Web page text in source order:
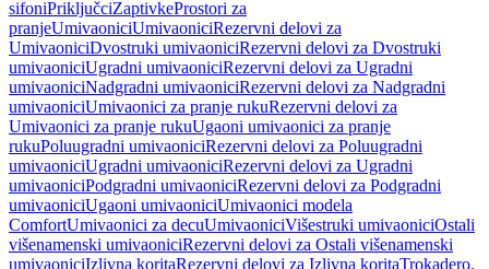
sifoniPriključciZaptivkeProstori za
pranjeUmivaoniciUmivaoniciRezervni delovi za
UmivaoniciDvostruki umivaoniciRezervni delovi za Dvostruki
umivaoniciUgradni umivaoniciRezervni delovi za Ugradni
umivaoniciNadgradni umivaoniciRezervni delovi za Nadgradni
umivaoniciUmivaonici za pranje rukuRezervni delovi za
Umivaonici za pranje rukuUgaoni umivaonici za pranje
rukuPoluugradni umivaoniciRezervni delovi za Poluugradni
umivaoniciUgradni umivaoniciRezervni delovi za Ugradni
umivaoniciPodgradni umivaoniciRezervni delovi za Podgradni
umivaoniciUgaoni umivaoniciUmivaonici modela
ComfortUmivaonici za decuUmivaoniciVišestruki umivaoniciOstali
višenamenski umivaoniciRezervni delovi za Ostali višenamenski
umivaoniciIzlivna koritaRezervni delovi za Izlivna koritaTrokadero,